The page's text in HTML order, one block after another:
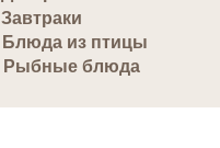
Завтраки
Блюда из птицы
Рыбные блюда